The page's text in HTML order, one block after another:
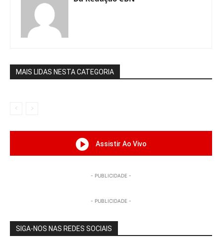
MAIS LIDAS NESTA CATEGORIA
Assistir Ao Vivo
- PUBLICIDADE -
- PUBLICIDADE -
SIGA-NOS NAS REDES SOCIAIS